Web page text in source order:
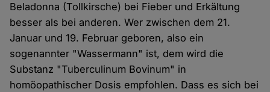
Beladonna (Tollkirsche) bei Fieber und Erkältung
besser als bei anderen. Wer zwischen dem 21.
Januar und 19. Februar geboren, also ein
sogenannter "Wassermann" ist, dem wird die
Substanz "Tuberculinum Bovinum" in
homöopathischer Dosis empfohlen. Dass es sich bei